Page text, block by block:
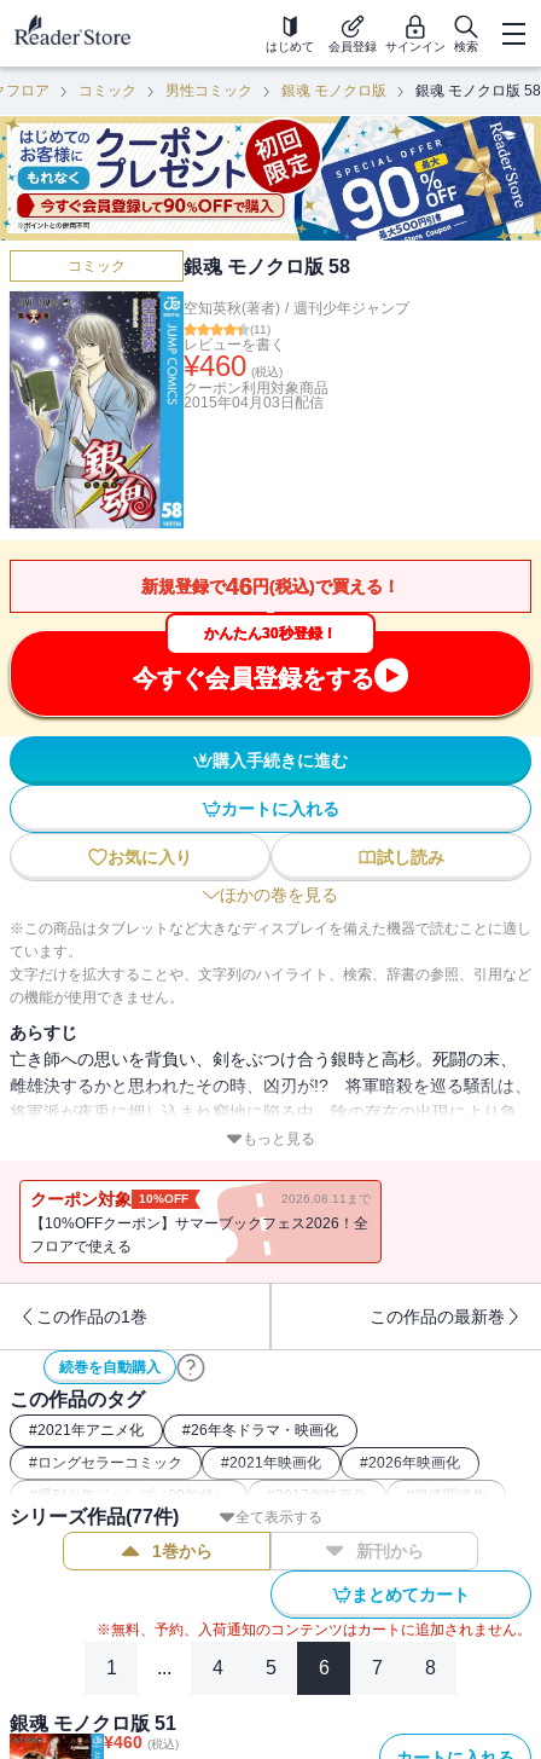
はじめて 会員登録 サインイン 検索
フロア コミック 男性コミック 銀魂 モノクロ版 銀魂 モノクロ版 58
コミック 銀魂 モノクロ版 58
空知英秋(著者) / 週刊少年ジャンプ
(11)
レビューを書く
¥460 (税込)
クーポン利用対象商品
2015年04月03日 配信
新規登録で46円(税込)で買える！
かんたん30秒登録！
今すぐ会員登録をする
購入手続きに進む
カートに入れる
お気に入り
試し読み
ほかの巻を見る
※この商品はタブレットなど大きなディスプレイを備えた機器で読むことに適し
ています。
文字だけを拡大することや、文字列のハイライト、検索、辞書の参照、引用など
の機能が使用できません。
あらすじ
亡き師への思いを背負い、剣をぶつけ合う銀時と高杉。死闘の末、
雌雄決するかと思われたその時、凶刃が!? 将軍暗殺を巡る騒乱は、
将軍派が夜兎に押し込まれ窮地に陥る中、陰の存在の出現により急
もっと見る
クーポン対象 10%OFF 2026.08.11まで
【10%OFFクーポン】サマーブックフェス2026！全
フロアで使える
この作品の1巻 この作品の最新巻
続巻を自動購入
この作品のタグ
#2021年アニメ化 #26年冬ドラマ・映画化
#ロングセラーコミック #2021年映画化 #2026年映画化
#週刊少年ジャンプ（00年代） #2017年映画化 # 銀魂関連作
#2015年アニメ化 #2018年アニメ化 #2018年映画化
SFコミック #和風ファンタジー漫画
全て表示する
シリーズ作品(77件)
1巻から 新刊から
まとめてカート
※無料、予約、入荷通知のコンテンツはカートに追加されません。
1 ... 4 5 6 7 8
銀魂 モノクロ版 51
¥460 (税込)